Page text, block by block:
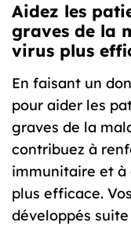
Aidez les
graves de la
virus plus
En faisant un
pour aider les
graves de la
contribuez à
immunitaire et à
plus efficace.
développés